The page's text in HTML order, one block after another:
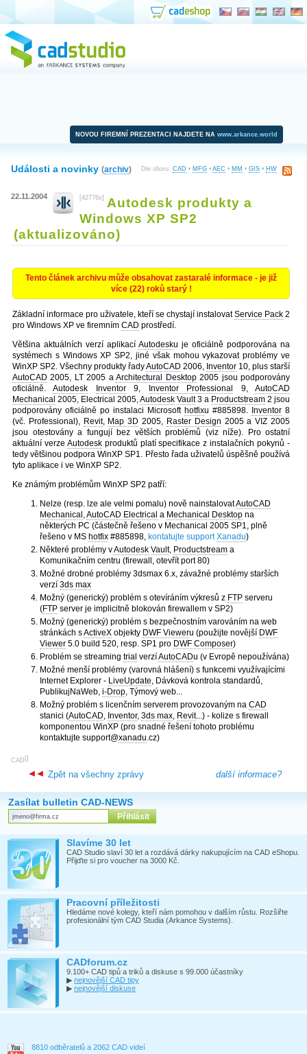
NOVOU FIREMNÍ PREZENTACI NAJDETE NA www.arkance.world
Dle oboru: CAD • MFG • AEC • MM • GIS • HW
Události a novinky (archiv)
22.11.2004 [42776x]
Autodesk produkty a
Windows XP SP2
(aktualizováno)
Tento článek archivu může obsahovat zastaralé informace - je již
více (22) roků starý !
Základní informace pro uživatele, kteří se chystají instalovatService Pack 2
pro Windows XP ve firemním CAD prostředí.
Většina aktuálních verzí aplikací Autodesku je oficiálně podporována na
systémech s Windows XP SP2, jiné však mohou vykazovat problémy ve
WinXP SP2. Všechny produkty řadyAutoCAD 2006, Inventor 10, plus starší
AutoCAD 2005, LT 2005 aArchitectural Desktop2005 jsou podporovány
oficiálně.Autodesk Inventor9, Inventor Professional 9,AutoCAD
Mechanical 2005, Electrical 2005,Autodesk Vault3 a Productstream 2 jsou
podporovány oficiálně po instalaci Microsoft hotfixu #885898. Inventor 8
(vč. Professional), Revit, Map 3D 2005, Raster Design 2005 a VIZ 2005
jsou otestovány a fungují bez větších problémů (viz níže). Pro ostatní
aktuální verze Autodeskproduktů platí specifikace z instalačních pokynů -
tedy většinou podpora WinXP SP1. Přesto řada uživatelů úspěšně používá
tyto aplikace i ve WinXP SP2.
Ke známým problémům WinXP SP2 patří:
Nelze (resp. lze ale velmi pomalu) nově nainstalovatAutoCAD
Mechanical ,AutoCAD Electrical a Mechanical Desktop na
některých PC (částečně řešeno v Mechanical 2005 SP1, plně
řešeno v MS hotfix #885898, kontatujte supportXanadu)
Některé problémy vAutodesk Vault, Productstream a
Komunikačním centru (firewall, otevřít port 80)
Možné drobné problémy 3dsmax 6.x, závažné problémy starších
verzí 3ds max
Možný (generický) problém s otevíráním výkresů z FTP serveru
(FTP server je implicitně blokován firewallem v SP2)
Možný (generický) problém s bezpečnostním varováním na web
stránkách sActiveX objekty DWF Vieweru (použijte novější DWF
Viewer 5.0 build 520, resp. SP1 pro DWF Composer)
Problém se streaming trial verzíAutoCADu (v Evropě nepoužívána)
Možné menší problémy (varovná hlášení) s funkcemi využívajícími
Internet Explorer - LiveUpdate, Dávková kontrola standardů,
PublikujNaWeb, i-Drop, Týmový web...
Možný problém s licenčním serverem provozovaným na CAD
stanici (AutoCAD, Inventor, 3ds max, Revit...) - kolize s firewall
komponentou WinXP (pro snadné řešení tohoto problému
kontaktujte support@xanadu.cz)
[
CAD ]
další informace?
Zpět na všechny zprávy
Zasílat bulletin CAD-NEWS
Slavíme 30 let
CAD Studio slaví 30 let a rozdává dárky nakupujícím na CAD eShopu.
Přijďte si pro voucher na 3000 Kč.
Pracovní příležitosti
Hledáme nové kolegy, kteří nám pomohou v dalším růstu. Rozšiřte
profesionální tým CAD Studia (Arkance Systems).
CADforum.cz
9.100+ CAD tipů a triků a diskuse s 99.000 účastníky
▶ nejnovější CAD tipy
▶ nejnovější diskuse
8810 odběratelů a 2062 CAD videí